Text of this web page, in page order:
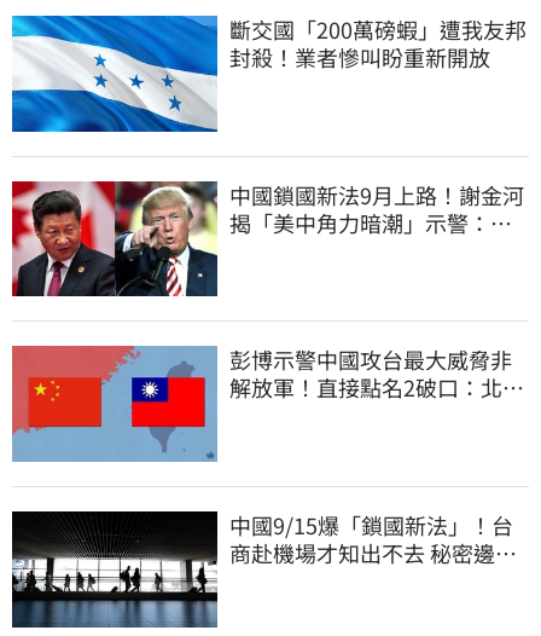
斷交國「200萬磅蝦」遭我友邦
封殺！業者慘叫盼重新開放
中國鎖國新法9月上路！謝金河
揭「美中角力暗潮」示警：台
彭博示警中國攻台最大威脅非
解放軍！直接點名2破口：北京
中國9/15爆「鎖國新法」！台
商赴機場才知出不去 秘密邊控